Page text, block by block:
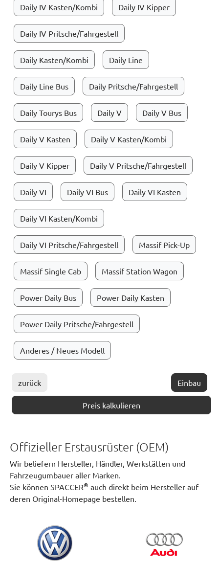
Daily IV Kasten/Kombi Daily IV Kipper
Daily IV Pritsche/Fahrgestell
Daily Kasten/Kombi Daily Line
Daily Line Bus Daily Pritsche/Fahrgestell
Daily Tourys Bus Daily V Daily V Bus
Daily V Kasten Daily V Kasten/Kombi
Daily V Kipper Daily V Pritsche/Fahrgestell
Daily VI Daily VI Bus Daily VI Kasten
Daily VI Kasten/Kombi
Daily VI Pritsche/Fahrgestell Massif Pick-Up
Massif Single Cab Massif Station Wagon
Power Daily Bus Power Daily Kasten
Power Daily Pritsche/Fahrgestell
Anderes / Neues Modell
zurück Einbau
Preis kalkulieren
Offizieller Erstausrüster (OEM)
Wir beliefern Hersteller, Händler, Werkstätten und
Fahrzeugumbauer aller Marken.
Sie können SPACCER® auch direkt beim Hersteller auf
deren Original-Homepage bestellen.